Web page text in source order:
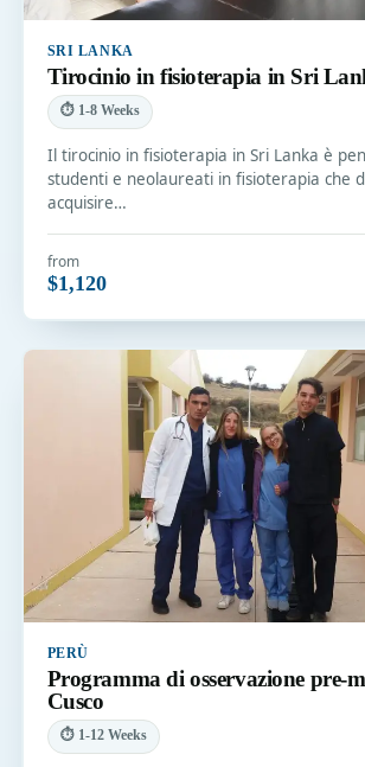
SRI LANKA
Tirocinio in fisioterapia in Sri
⏱ 1-8 Weeks
Il tirocinio in fisioterapia in Sri Lanka è
studenti e neolaureati in fisioterapia che
acquisire…
from
$1,120
PERÙ
Programma di osservazione pre-
Cusco
⏱ 1-12 Weeks